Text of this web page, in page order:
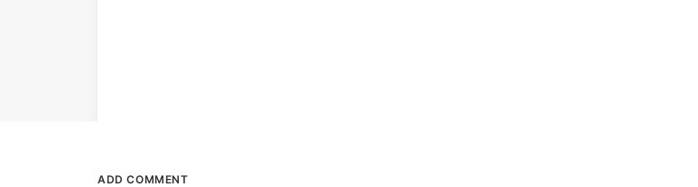
ADD COMMENT